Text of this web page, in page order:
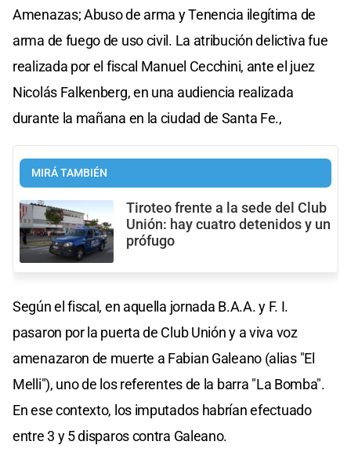
Amenazas; Abuso de arma y Tenencia ilegítima de
arma de fuego de uso civil. La atribución delictiva fue
realizada por el fiscal Manuel Cecchini, ante el juez
Nicolás Falkenberg, en una audiencia realizada
durante la mañana en la ciudad de Santa Fe.,
MIRÁ TAMBIÉN
Tiroteo frente a la sede del Club
Unión: hay cuatro detenidos y un
prófugo
Según el fiscal, en aquella jornada B.A.A. y F. I.
pasaron por la puerta de Club Unión y a viva voz
amenazaron de muerte a Fabian Galeano (alias "El
Melli"), uno de los referentes de la barra "La Bomba".
En ese contexto, los imputados habrían efectuado
entre 3 y 5 disparos contra Galeano.